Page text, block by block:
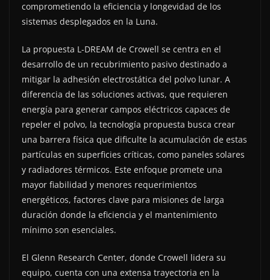
comprometiendo la eficiencia y longevidad de los
sistemas desplegados en la Luna.
La propuesta L-DREAM de Crowell se centra en el
desarrollo de un recubrimiento pasivo destinado a
mitigar la adhesión electrostática del polvo lunar. A
diferencia de las soluciones activas, que requieren
energía para generar campos eléctricos capaces de
repeler el polvo, la tecnología propuesta busca crear
una barrera física que dificulte la acumulación de estas
partículas en superficies críticas, como paneles solares
y radiadores térmicos. Este enfoque promete una
mayor fiabilidad y menores requerimientos
energéticos, factores clave para misiones de larga
duración donde la eficiencia y el mantenimiento
mínimo son esenciales.
El Glenn Research Center, donde Crowell lidera su
equipo, cuenta con una extensa trayectoria en la